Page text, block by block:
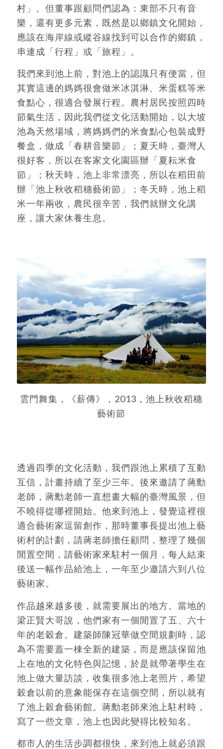
村」。但董事跟顧問們認為：東部不只有音
樂，還有更多元素，既然是以鄉鎮文化開始，
應該在海岸線或縱谷線找到可以合作的鄉鎮，
串連成「行程」或「旅程」。
我們來到池上前，對池上的認識只有便當，但
其實這邊的媽媽很會做米冰淇淋、米蛋糕等米
食點心，很適合發展行程。農村居民按照四時
節氣生活，因此我們從文化活動開始，以大坡
池為天然場域，將媽媽們的米食點心包裝成野
餐盒，做成「春耕音樂節」；夏天時，臺灣人
很好客，所以在客家文化園區辦「夏耘米食
節」；秋天時，池上非常漂亮，所以在稻田前
辦「池上秋收稻穗藝術節」；冬天時，池上稻
米一年兩收，農民很辛苦，我們就辦文化講
座，讓大家休養生息。
雲門舞集，《薪傳》，2013，池上秋收稻穗
藝術節
透過四季的文化活動，我們跟池上累積了互動
互信，計畫持續了至少三年。後來邀請了蔣勳
老師，蔣勳老師一直想畫大幅的臺灣風景，但
不曉得從哪裡開始。他來到池上，發覺這裡很
適合藝術家逗留創作，那時董事長提出池上藝
術村的計劃，請蔣老師擔任顧問，整理了幾個
閒置空間，請藝術家來駐村一個月，每人結束
後送一幅作品給池上，一年至少邀請六到八位
藝術家。
作品越來越多後，就需要展出的地方。當地的
梁正賢大哥說，他們家有一個閒置了五、六十
年的老穀倉。建築師陳冠華做空間規劃時，認
為不需要蓋一棟全新的建築，而是應該保留池
上在地的文化特色與記憶，於是就帶著學生在
池上做大量訪談，收集很多池上老照片，希望
穀倉以前的意象能保存在這個空間，所以就有
了池上穀倉藝術館。蔣勳老師來池上駐村時，
寫了一些文章，池上也因此變得比較知名。
都市人的生活步調都很快，來到池上就必須跟